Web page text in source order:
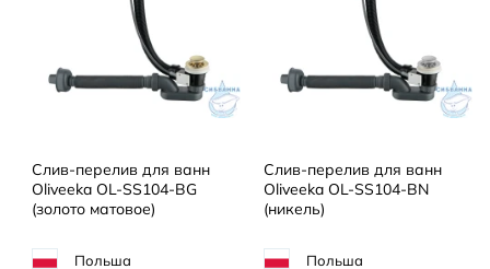
Слив-перелив для ванн
Oliveeka OL-SS104-BG
(золото матовое)
Польша
Слив-перелив для ванн
Oliveeka OL-SS104-BN
(никель)
Польша